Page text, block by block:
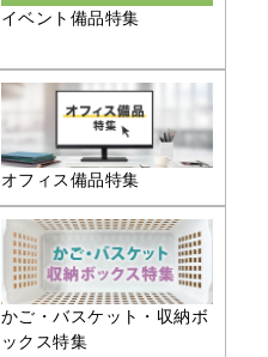
イベント備品特集
オフィス備品特集
かご・バスケット・収納ボ
ックス特集